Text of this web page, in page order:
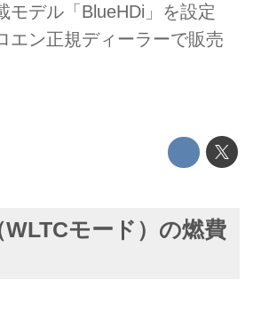
モデル「BlueHDi」を設定
エン正規ディーラーで販売
モード）の燃費